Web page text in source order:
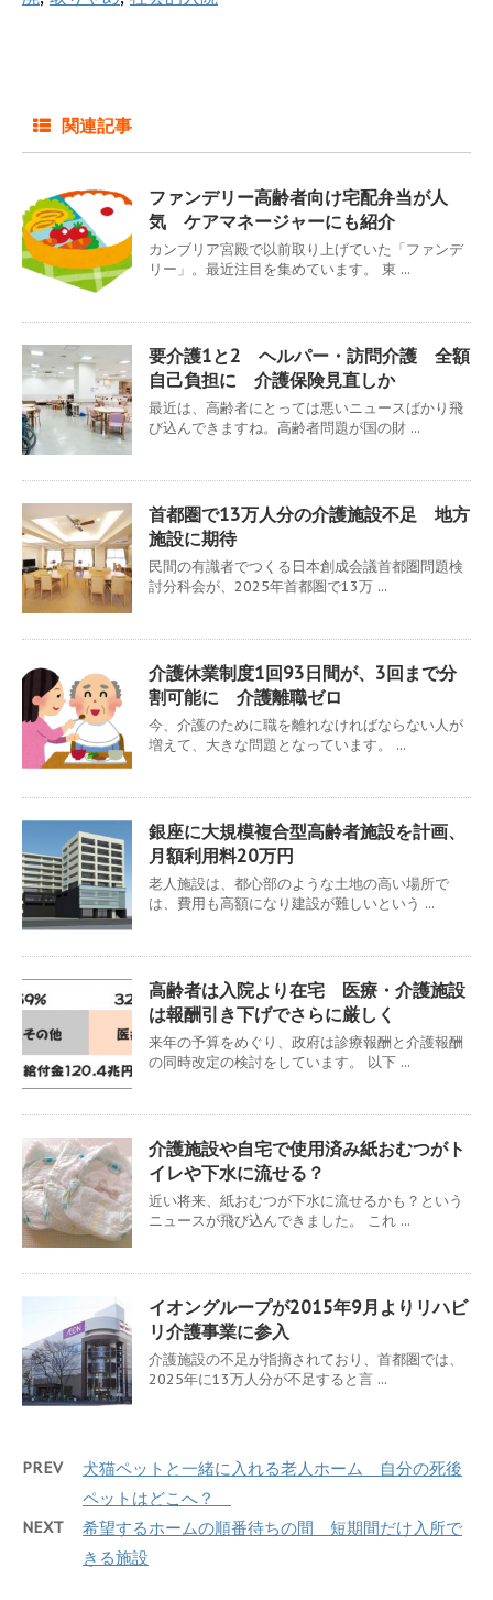
関連記事
ファンデリー高齢者向け宅配弁当が人
気 ケアマネージャーにも紹介
カンブリア宮殿で以前取り上げていた「ファンデ
リー」。最近注目を集めています。 東 ...
要介護1と2 ヘルパー・訪問介護 全額
自己負担に 介護保険見直しか
最近は、高齢者にとっては悪いニュースばかり飛
び込んできますね。高齢者問題が国の財 ...
首都圏で13万人分の介護施設不足 地方
施設に期待
民間の有識者でつくる日本創成会議首都圏問題検
討分科会が、2025年首都圏で13万 ...
介護休業制度1回93日間が、3回まで分
割可能に 介護離職ゼロ
今、介護のために職を離れなければならない人が
増えて、大きな問題となっています。 ...
銀座に大規模複合型高齢者施設を計画、
月額利用料20万円
老人施設は、都心部のような土地の高い場所で
は、費用も高額になり建設が難しいという ...
高齢者は入院より在宅 医療・介護施設
は報酬引き下げでさらに厳しく
来年の予算をめぐり、政府は診療報酬と介護報酬
の同時改定の検討をしています。 以下 ...
介護施設や自宅で使用済み紙おむつがト
イレや下水に流せる？
近い将来、紙おむつが下水に流せるかも？という
ニュースが飛び込んできました。 これ ...
イオングループが2015年9月よりリハビ
リ介護事業に参入
介護施設の不足が指摘されており、首都圏では、
2025年に13万人分が不足すると言 ...
PREV
犬猫ペットと一緒に入れる老人ホーム 自分の死後
ペットはどこへ？
NEXT
希望するホームの順番待ちの間 短期間だけ入所で
きる施設